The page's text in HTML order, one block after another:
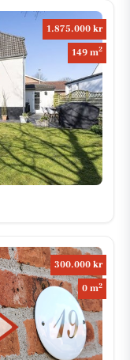
1.875.000 kr
149 m2
300.000 kr
0 m2